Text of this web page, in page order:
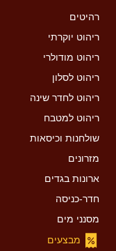
רהיטים
ריהוט יוקרתי
ריהוט מודולרי
ריהוט לסלון
ריהוט לחדר שינה
ריהוט למטבח
שולחנות וכיסאות
מזרונים
ארונות בגדים
חדר-כניסה
מסנני מים
מבצעים